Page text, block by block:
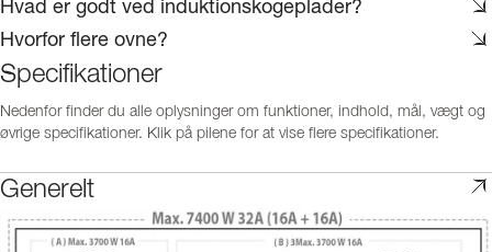
Hvad er godt ved induktionskogeplader?
Hvorfor flere ovne?
Specifikationer
Nedenfor finder du alle oplysninger om funktioner, indhold, mål, vægt og
øvrige specifikationer. Klik på pilene for at vise flere specifikationer.
Generelt